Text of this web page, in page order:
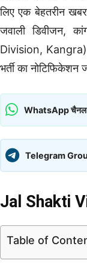
लिए एक बेहतरीन
जवाली डिवीजन,
Division, Kangra)
भर्ती का नोटिफिकेशन
WhatsApp चैनल
Telegram
Jal Shakti
Table of